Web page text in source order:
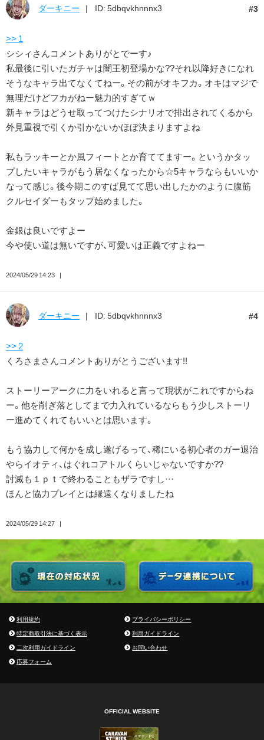
3
ダーキニー ID: 5dbqvkhnnnx3
>> 1
シシィさんコメントありがとでーす♪
私最後に引いたガチャは闇王初登場かな??それ以降好きになれ
そうなキャラ出てなくてねー。その前がオキフカ。オキはマジで
無理だけどフカがねー魅力的すぎてｗ
新キャラはどうせ取ってつけたシナリオで排出されてくるから
外見重視で引くか引かないかほぼ決まりますよね
私もラッキーとか風フィートとか育ててますー。というかタッ
プしたいキャラがもう居なくなったから☆5キャラならもいいか
なって感じ。後今期このすば見てて思い出したかのように腹筋
クルセイダーもタップ始めました。
金銀は良いですよー
今や使い道は無いですが、可愛いは正義ですよねー
2024/05/29 14:23
4
ダーキニー ID: 5dbqvkhnnnx3
>> 2
くろさまさんコメントありがとうございます!!
ストーリーアークに力をいれると言って現状がこれですからね
ー。他を削ぎ落としてまで力入れているならもう少しストーリ
ー進めてくれてもいいとは思います。
もう協力して何かを成し遂げるって、稀にいる初心者のガー退治
やらイオティ、はぐれコアトルくらいじゃないですか??
討滅も１ｐｔで終わることもザラですし···
ほんと協力プレイとは縁遠くなりましたね
2024/05/29 14:27
利用規約
プライバシーポリシー
特定商取引法に基づく表示
利用ガイドライン
二次利用ガイドライン
お問い合わせ
応募フォーム
OFFICIAL WEBSITE